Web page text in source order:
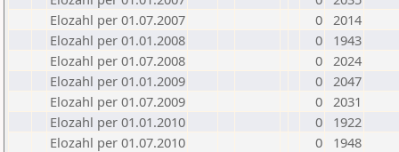
Elozahl per 01.07.2007
0 2014
Elozahl per 01.01.2008
0
1943
Elozahl per 01.07.2008
0 2024
Elozahl per 01.01.2009
0 2047
Elozahl per 01.07.2009
0 2031
Elozahl per 01.01.2010
0
1922
Elozahl per 01.07.2010
0
1948